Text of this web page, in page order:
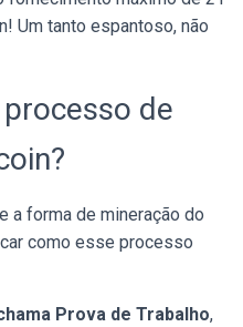
Um tanto espantoso, não
de
a forma de mineração do
como esse processo
Prova de Trabalho,